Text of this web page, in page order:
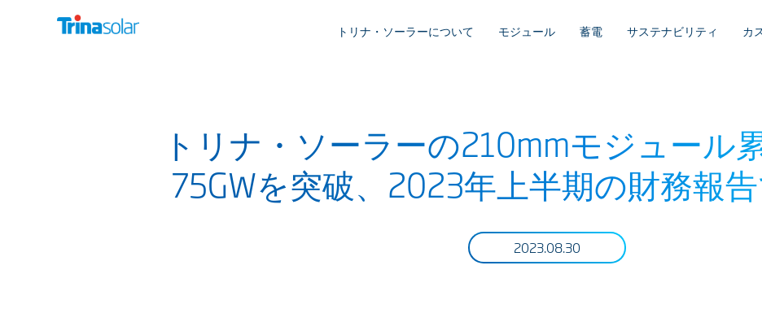
トリナ・ソーラーについて モジュール 蓄電 サステナビリティ カ
トリナ・ソーラーの210mmモジュール
75GWを突破、2023年上半期の財務報
2023.08.30